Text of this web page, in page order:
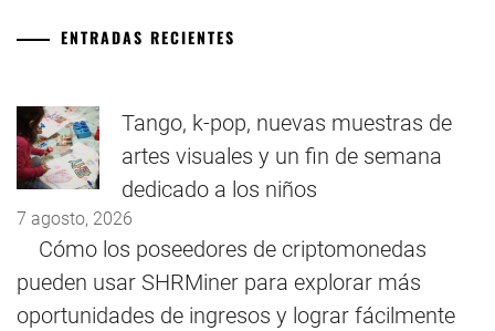
ENTRADAS RECIENTES
Tango, k-pop, nuevas muestras de
artes visuales y un fin de semana
dedicado a los niños
7 agosto, 2026
Cómo los poseedores de criptomonedas
pueden usar SHRMiner para explorar más
oportunidades de ingresos y lograr fácilmente